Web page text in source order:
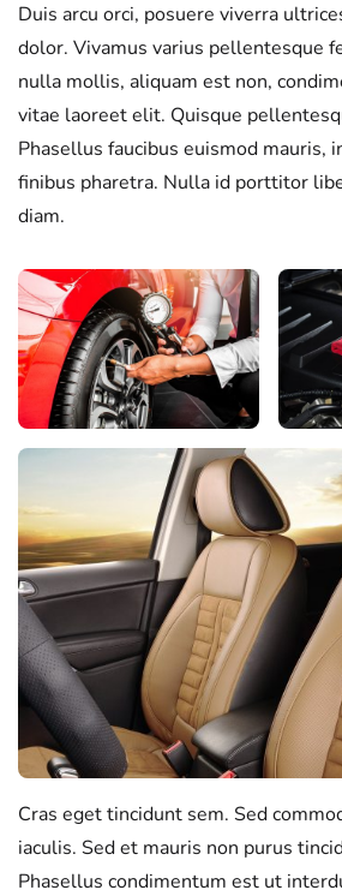
Duis arcu orci, posuere viverra
dolor. Vivamus varius pellentesque
nulla mollis, aliquam est non,
vitae laoreet elit. Quisque
Phasellus faucibus euismod mauris,
finibus pharetra. Nulla id porttitor
diam.
Cras eget tincidunt sem. Sed
iaculis. Sed et mauris non purus
Phasellus condimentum est ut